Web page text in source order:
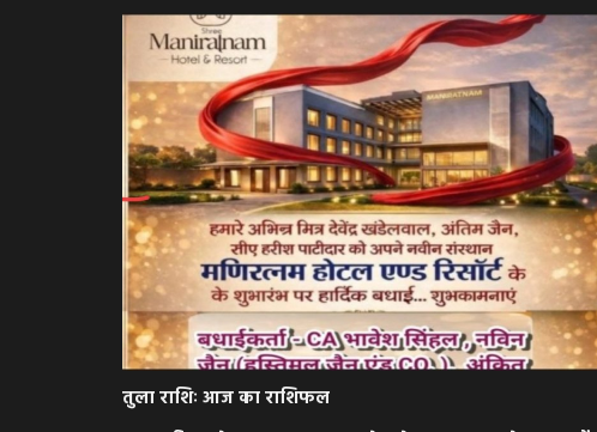
तुला राशिः आज का राशिफल